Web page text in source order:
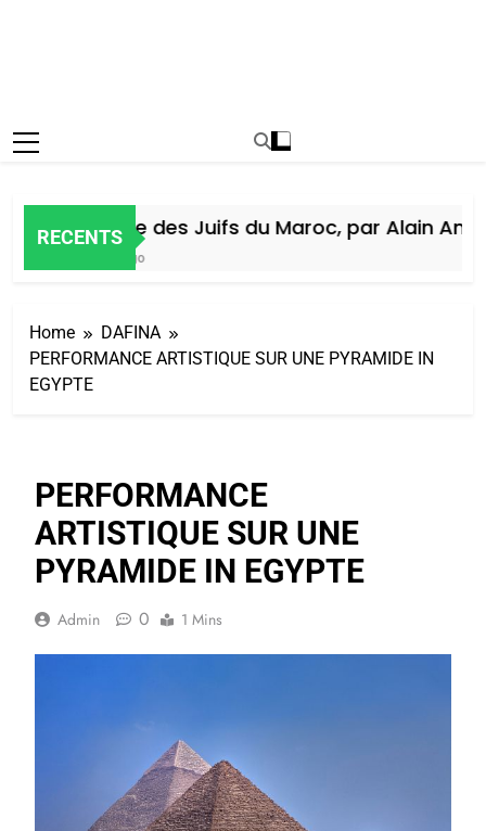
RECENTS
Histoire des Juifs du Maroc, par Alain Amiel
Home
DAFINA
PERFORMANCE ARTISTIQUE SUR UNE PYRAMIDE IN
EGYPTE
PERFORMANCE
ARTISTIQUE SUR UNE
PYRAMIDE IN EGYPTE
Admin 0 1 Mins